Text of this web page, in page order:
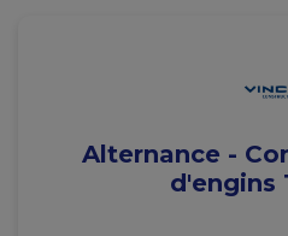
Alternance -
d'engins